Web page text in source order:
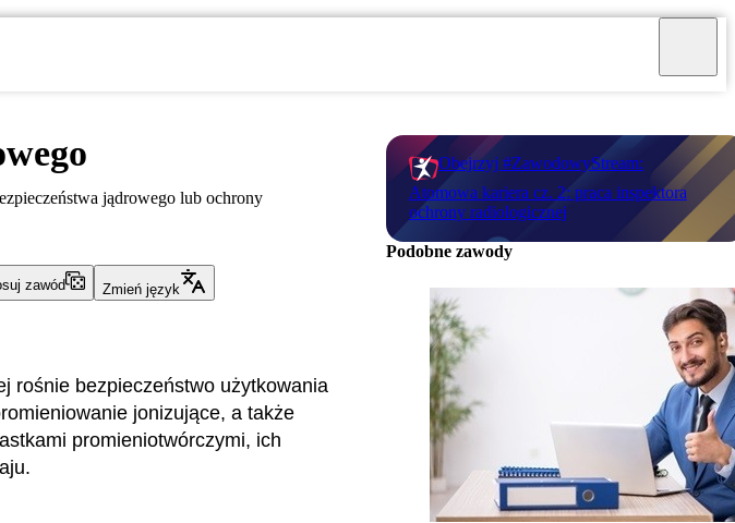
jądrowego lub ochrony
zawód Zmień język
rośnie bezpieczeństwo użytkowania
jonizujące, a także
promieniotwórczymi, ich
Obejrzyj #ZawodowyStream:
Atomowa kariera cz. 2: praca inspektora
ochrony radiologicznej
Podobne zawody